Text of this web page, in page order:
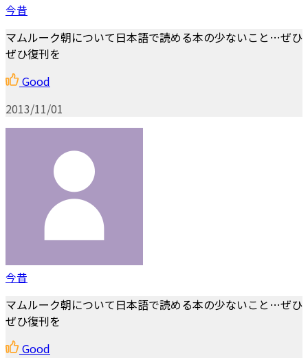
今昔
マムルーク朝について日本語で読める本の少ないこと…ぜひ
ぜひ復刊を
Good
2013/11/01
今昔
マムルーク朝について日本語で読める本の少ないこと…ぜひ
ぜひ復刊を
Good